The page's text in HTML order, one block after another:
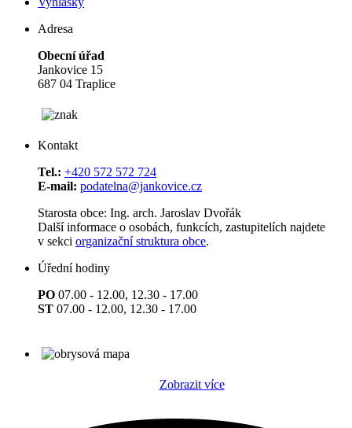
Adresa
Obecní úřad
Jankovice 15
687 04 Traplice
Kontakt
Tel.: +420 572 572 724
E-mail: podatelna@jankovice.cz
Starosta obce: Ing. arch. Jaroslav Dvořák
Další informace o osobách, funkcích, zastupitelích najdete
v sekci organizační struktura obce.
Úřední hodiny
PO 07.00 - 12.00, 12.30 - 17.00
ST 07.00 - 12.00, 12.30 - 17.00
Zobrazit více